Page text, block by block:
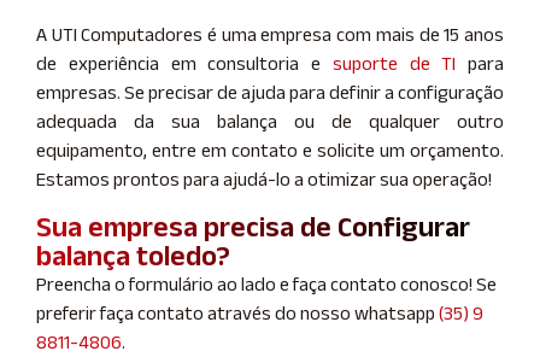
A UTI Computadores é uma empresa com mais de 15 anos
de experiência em consultoria e suporte de TI para
empresas. Se precisar de ajuda para definir a configuração
adequada da sua balança ou de qualquer outro
equipamento, entre em contato e solicite um orçamento.
Estamos prontos para ajudá-lo a otimizar sua operação!
Sua empresa precisa de Configurar
balança toledo?
Preencha o formulário ao lado e faça contato conosco! Se
preferir faça contato através do nosso whatsapp (35) 9
8811-4806.